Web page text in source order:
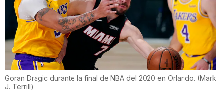
Goran Dragic durante la final de NBA del 2020 en Orlando. (Mark
J. Terrill)